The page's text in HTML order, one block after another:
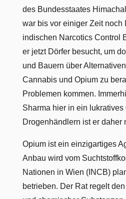
des Bundesstaates
war bis vor einiger Zeit noch
indischen Narcotics Control
er jetzt Dörfer besucht, um
und Bauern über
Cannabis und Opium zu
Problemen kommen.
Sharma hier in ein
Drogenhändlern ist er daher
Opium ist ein einzigartiges
Anbau wird vom
Nationen in Wien (INCB)
betrieben. Der Rat regelt